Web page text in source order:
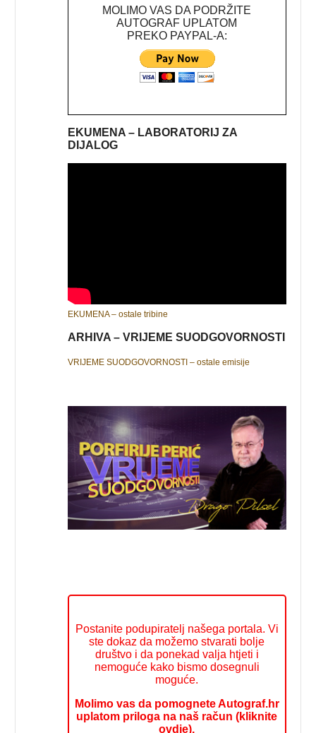
MOLIMO VAS DA PODRŽITE
AUTOGRAF UPLATOM
PREKO PAYPAL-A:
EKUMENA – LABORATORIJ ZA
DIJALOG
EKUMENA – ostale tribine
ARHIVA – VRIJEME SUODGOVORNOSTI
VRIJEME SUODGOVORNOSTI – ostale emisije
Postanite podupiratelj našega portala. Vi
ste dokaz da možemo stvarati bolje
društvo i da ponekad valja htjeti i
nemoguće kako bismo dosegnuli
moguće.
Molimo vas da pomognete Autograf.hr
uplatom priloga na naš račun (kliknite
ovdje).